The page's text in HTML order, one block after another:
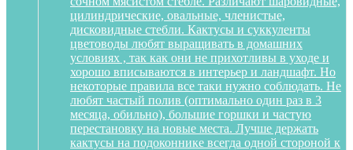
цилиндрические, овальные, членистые,
дисковидные стебли. Кактусы и суккуленты
цветоводы любят выращивать в домашних
условиях , так как они не прихотливы в уходе и
хорошо вписываются в интерьер и ландшафт. Но
некоторые правила все таки нужно соблюдать. Не
любят частый полив (оптимально один раз в 3
месяца, обильно), большие горшки и частую
перестановку на новые места. Лучше держать
кактусы на подоконнике всегда одной стороной к